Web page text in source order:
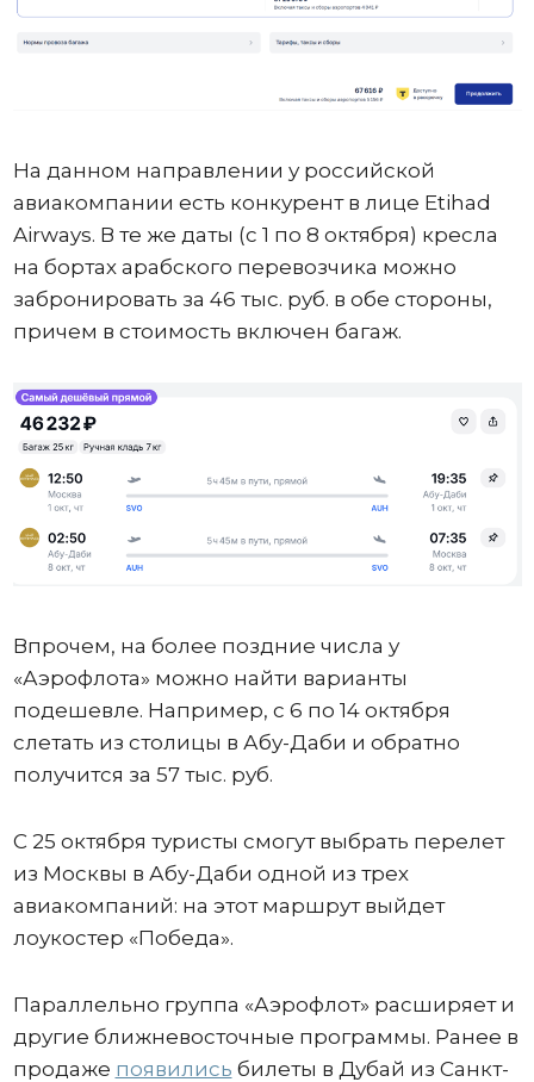
На данном направлении у российской
авиакомпании есть конкурент в лице Etihad
Airways. В те же даты (с 1 по 8 октября) кресла
на бортах арабского перевозчика можно
забронировать за 46 тыс. руб. в обе стороны,
причем в стоимость включен багаж.
Впрочем, на более поздние числа у
«Аэрофлота» можно найти варианты
подешевле. Например, с 6 по 14 октября
слетать из столицы в Абу-Даби и обратно
получится за 57 тыс. руб.
С 25 октября туристы смогут выбрать перелет
из Москвы в Абу-Даби одной из трех
авиакомпаний: на этот маршрут выйдет
лоукостер «Победа».
Параллельно группа «Аэрофлот» расширяет и
другие ближневосточные программы. Ранее в
продаже появились билеты в Дубай из Санкт-